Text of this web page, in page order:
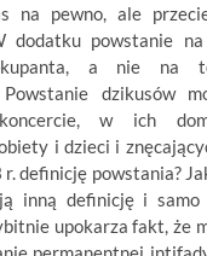
na pewno, ale
dodatku powstanie
a nie na
Powstanie dzikusów
w ich
i dzieci i
definicję powstania?
inną definicję i
upokarza fakt, że